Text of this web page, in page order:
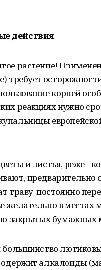
действия
растение!
требует
корней
реакциях нужно
и листья, реже -
предварительно
траву, постоянно
желательно в местах
закрытых бумажных
большинство
алкалоиды